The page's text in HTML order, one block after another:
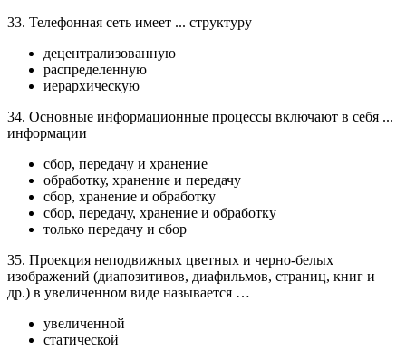
33. Телефонная сеть имеет ... структуру
децентрализованную
распределенную
иерархическую
34. Основные информационные процессы включают в себя ...
информации
сбор, передачу и хранение
обработку, хранение и передачу
сбор, хранение и обработку
сбор, передачу, хранение и обработку
только передачу и сбор
35. Проекция неподвижных цветных и черно-белых
изображений (диапозитивов, диафильмов, страниц, книг и
др.) в увеличенном виде называется …
увеличенной
статической